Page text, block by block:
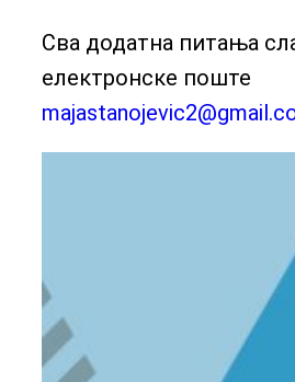
Сва додатна питања
електронске поште